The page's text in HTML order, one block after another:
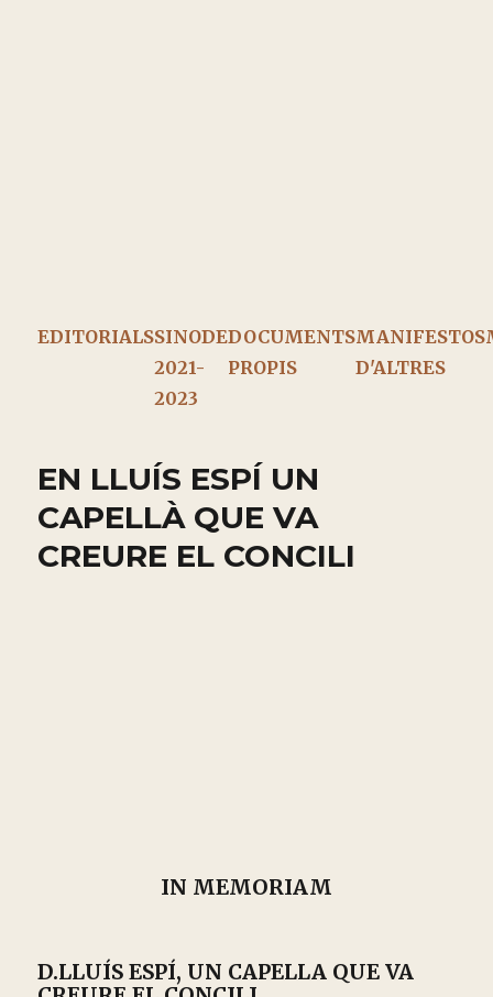
EDITORIALSSINODE
2021-
2023
DOCUMENTS
PROPIS
MANIFESTOS
D'ALTRES
EN LLUÍS ESPÍ UN
CAPELLÀ QUE VA
CREURE EL CONCILI
IN MEMORIAM
D.LLUÍS ESPÍ, UN CAPELLA QUE VA